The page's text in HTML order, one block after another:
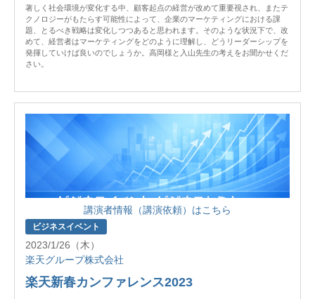
著しく社会環境が変化する中、顧客起点の経営が改めて重要視され、またテ
クノロジーがもたらす可能性によって、企業のマーケティングにおける課
題、とるべき戦略は変化しつつあると思われます。そのような状況下で、改
めて、経営者はマーケティングをどのように理解し、どうリーダーシップを
発揮していけば良いのでしょうか。高岡様と入山先生の考えをお聞かせくだ
さい。
講演者情報（講演依頼）はこちら
ビジネスイベント
2023/1/26（木）
楽天グループ株式会社
楽天新春カンファレンス2023